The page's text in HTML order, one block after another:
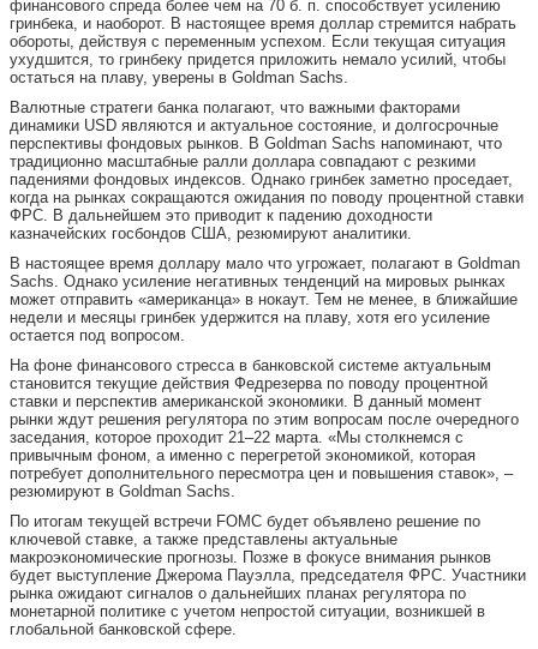
финансового спреда более чем на 70 б. п. способствует усилению
гринбека, и наоборот. В настоящее время доллар стремится набрать
обороты, действуя с переменным успехом. Если текущая ситуация
ухудшится, то гринбеку придется приложить немало усилий, чтобы
остаться на плаву, уверены в Goldman Sachs.
Валютные стратеги банка полагают, что важными факторами
динамики USD являются и актуальное состояние, и долгосрочные
перспективы фондовых рынков. В Goldman Sachs напоминают, что
традиционно масштабные ралли доллара совпадают с резкими
падениями фондовых индексов. Однако гринбек заметно проседает,
когда на рынках сокращаются ожидания по поводу процентной ставки
ФРС. В дальнейшем это приводит к падению доходности
казначейских госбондов США, резюмируют аналитики.
В настоящее время доллару мало что угрожает, полагают в Goldman
Sachs. Однако усиление негативных тенденций на мировых рынках
может отправить «американца» в нокаут. Тем не менее, в ближайшие
недели и месяцы гринбек удержится на плаву, хотя его усиление
остается под вопросом.
На фоне финансового стресса в банковской системе актуальным
становится текущие действия Федрезерва по поводу процентной
ставки и перспектив американской экономики. В данный момент
рынки ждут решения регулятора по этим вопросам после очередного
заседания, которое проходит 21–22 марта. «Мы столкнемся с
привычным фоном, а именно с перегретой экономикой, которая
потребует дополнительного пересмотра цен и повышения ставок», –
резюмируют в Goldman Sachs.
По итогам текущей встречи FOMC будет объявлено решение по
ключевой ставке, а также представлены актуальные
макроэкономические прогнозы. Позже в фокусе внимания рынков
будет выступление Джерома Пауэлла, председателя ФРС. Участники
рынка ожидают сигналов о дальнейших планах регулятора по
монетарной политике с учетом непростой ситуации, возникшей в
глобальной банковской сфере.